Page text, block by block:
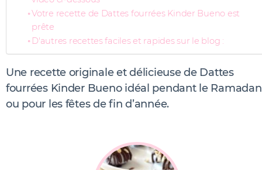
Votre recette de Dattes fourrées Kinder Bueno est
prête
D'autres recettes faciles et rapides sur le blog :
Une recette originale et délicieuse de Dattes
fourrées Kinder Bueno idéal pendant le
ou pour les fêtes de fin d’année.